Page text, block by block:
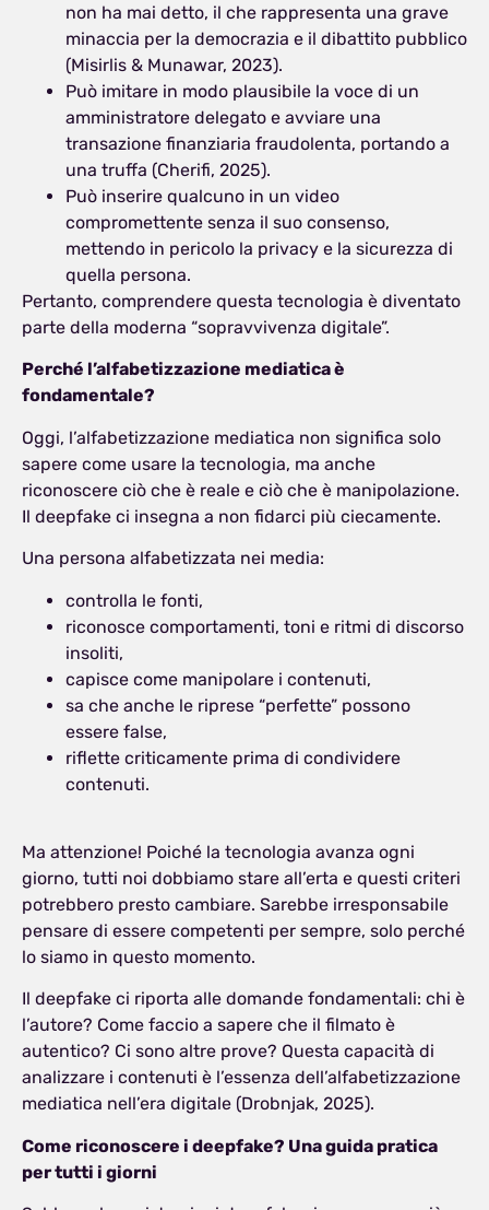
non ha mai detto, il che rappresenta una grave
minaccia per la democrazia e il dibattito pubblico
(Misirlis & Munawar, 2023).
Può imitare in modo plausibile la voce di un
amministratore delegato e avviare una
transazione finanziaria fraudolenta, portando a
una truffa (Cherifi, 2025).
Può inserire qualcuno in un video
compromettente senza il suo consenso,
mettendo in pericolo la privacy e la sicurezza di
quella persona.
Pertanto, comprendere questa tecnologia è diventato
parte della moderna “sopravvivenza digitale”.
Perché l’alfabetizzazione mediatica è
fondamentale?
Oggi, l’alfabetizzazione mediatica non significa solo
sapere come usare la tecnologia, ma anche
riconoscere ciò che è reale e ciò che è manipolazione.
Il deepfake ci insegna a non fidarci più ciecamente.
Una persona alfabetizzata nei media:
controlla le fonti,
riconosce comportamenti, toni e ritmi di discorso
insoliti,
capisce come manipolare i contenuti,
sa che anche le riprese “perfette” possono
essere false,
riflette criticamente prima di condividere
contenuti.
Ma attenzione! Poiché la tecnologia avanza ogni
giorno, tutti noi dobbiamo stare all’erta e questi criteri
potrebbero presto cambiare. Sarebbe irresponsabile
pensare di essere competenti per sempre, solo perché
lo siamo in questo momento.
Il deepfake ci riporta alle domande fondamentali: chi è
l’autore? Come faccio a sapere che il filmato è
autentico? Ci sono altre prove? Questa capacità di
analizzare i contenuti è l’essenza dell’alfabetizzazione
mediatica nell’era digitale (Drobnjak, 2025).
Come riconoscere i deepfake? Una guida pratica
per tutti i giorni